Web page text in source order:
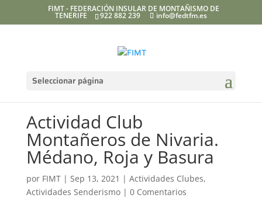
FIMT - FEDERACIÓN INSULAR DE MONTAÑISMO DE
TENERIFE 922 882 239 info@fedtfm.es
Seleccionar página
Actividad Club
Montañeros de Nivaria.
Médano, Roja y Basura
por FIMT| Sep 13, 2021 | Actividades Clubes,
Actividades Senderismo| 0 Comentarios